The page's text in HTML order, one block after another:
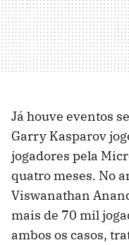
Já houve eventos
Garry Kasparov
jogadores pela
quatro meses. No
Viswanathan
mais de 70 mil
ambos os casos,